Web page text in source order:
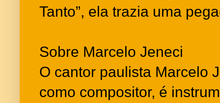
Tanto”, ela trazia uma
Sobre Marcelo Jeneci
O cantor paulista Marcelo
como compositor, é